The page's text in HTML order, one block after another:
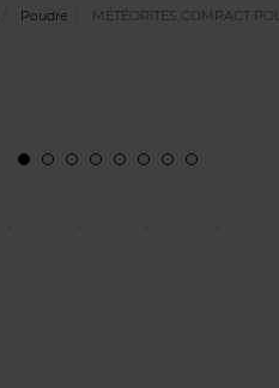
Poudre MÉTÉORITES COMPACT